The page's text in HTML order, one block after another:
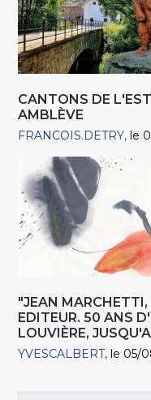
CANTONS DE
AMBLÈVE
FRANCOIS.DETRY le
"JEAN MARCHETTI,
EDITEUR. 50 ANS
LOUVIÈRE,
YVESCALBERT le 05/